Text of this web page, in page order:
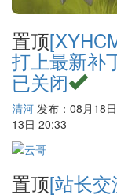
置顶
打上最新补
已关闭
清河 发布：08月18
13日 20:33
置顶[站长交